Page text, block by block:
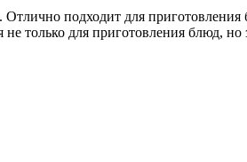
подходит для приготовления
только для приготовления блюд,